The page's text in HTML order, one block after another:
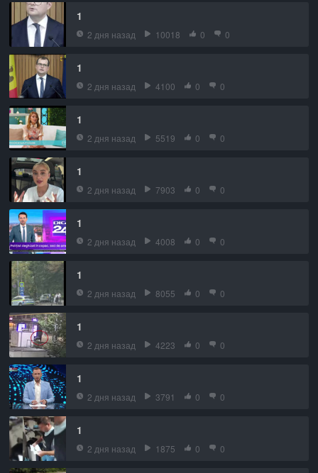
1
2 дня назад 10018 0 0
1
2 дня назад 4100 0 0
1
2 дня назад 5519 0 0
1
2 дня назад 7903 0 0
1
2 дня назад 4008 0 0
1
2 дня назад 8055 0 0
1
2 дня назад 4223 0 0
1
2 дня назад 3791 0 0
1
2 дня назад 1875 0 0